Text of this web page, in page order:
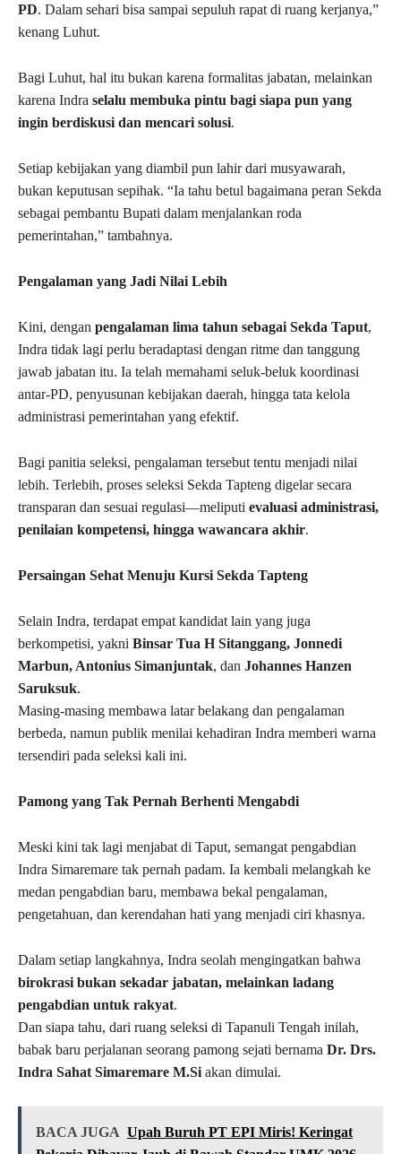
PD. Dalam sehari bisa sampai sepuluh rapat di ruang kerjanya,”
kenang Luhut.
Bagi Luhut, hal itu bukan karena formalitas jabatan, melainkan
karena Indra selalu membuka pintu bagi siapa pun yang
ingin berdiskusi dan mencari solusi.
Setiap kebijakan yang diambil pun lahir dari musyawarah,
bukan keputusan sepihak. “Ia tahu betul bagaimana peran Sekda
sebagai pembantu Bupati dalam menjalankan roda
pemerintahan,” tambahnya.
Pengalaman yang Jadi Nilai Lebih
Kini, dengan pengalaman lima tahun sebagai Sekda Taput,
Indra tidak lagi perlu beradaptasi dengan ritme dan tanggung
jawab jabatan itu. Ia telah memahami seluk-beluk koordinasi
antar-PD, penyusunan kebijakan daerah, hingga tata kelola
administrasi pemerintahan yang efektif.
Bagi panitia seleksi, pengalaman tersebut tentu menjadi nilai
lebih. Terlebih, proses seleksi Sekda Tapteng digelar secara
transparan dan sesuai regulasi—meliputi evaluasi administrasi,
penilaian kompetensi, hingga wawancara akhir.
Persaingan Sehat Menuju Kursi Sekda Tapteng
Selain Indra, terdapat empat kandidat lain yang juga
berkompetisi, yakni Binsar Tua H Sitanggang, Jonnedi
Marbun, Antonius Simanjuntak, dan Johannes Hanzen
Saruksuk.
Masing-masing membawa latar belakang dan pengalaman
berbeda, namun publik menilai kehadiran Indra memberi warna
tersendiri pada seleksi kali ini.
Pamong yang Tak Pernah Berhenti Mengabdi
Meski kini tak lagi menjabat di Taput, semangat pengabdian
Indra Simaremare tak pernah padam. Ia kembali melangkah ke
medan pengabdian baru, membawa bekal pengalaman,
pengetahuan, dan kerendahan hati yang menjadi ciri khasnya.
Dalam setiap langkahnya, Indra seolah mengingatkan bahwa
birokrasi bukan sekadar jabatan, melainkan ladang
pengabdian untuk rakyat.
Dan siapa tahu, dari ruang seleksi di Tapanuli Tengah inilah,
babak baru perjalanan seorang pamong sejati bernama Dr. Drs.
Indra Sahat Simaremare M.Si akan dimulai.
BACA JUGA Upah Buruh PT EPI Miris! Keringat